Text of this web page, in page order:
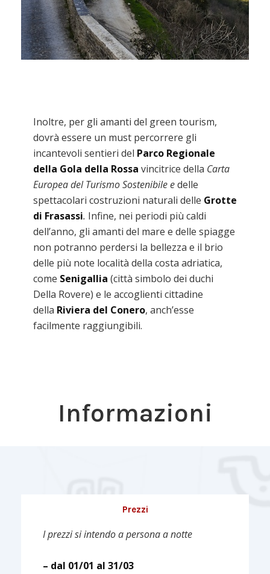
Inoltre, per gli amanti del green tourism,
dovrà essere un must percorrere gli
incantevoli sentieri del Parco Regionale
della Gola della Rossa vincitrice della Carta
Europeadel Turismo Sostenibile edelle
spettacolari costruzioni naturali delle Grotte
di Frasassi. Infine, nei periodi più caldi
dell’anno, gli amanti del mare e delle spiagge
non potranno perdersi la bellezza e il brio
delle più note località della costa adriatica,
come Senigallia (città simbolo dei duchi
Della Rovere) e le accoglienti cittadine
della Riviera del Conero, anch’esse
facilmente raggiungibili.
Informazioni
Prezzi
I prezzi si intendo a persona a notte
– dal 01/01 al 31/03